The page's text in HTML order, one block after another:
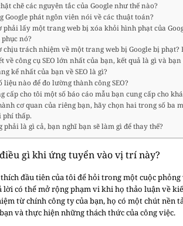
chẽ các nguyên tắc của Google như thế nào?
Google phát ngôn viên nói về các thuật toán?
phải lấy một trang web bị xóa khỏi hình phạt của
nó?
chịu trách nhiệm về một trang web bị Google bị phạt?
về công cụ SEO lớn nhất của bạn, kết quả là gì và
kể nhất của bạn về SEO là gì?
liệu nào để đo lường thành công SEO?
cấp cho tôi một số báo cáo mẫu bạn cung cấp cho
cơ quan của riêng bạn, hãy chọn hai trong số ba
phí thấp.
phải là gì cả, bạn nghĩ bạn sẽ làm gì để thay thế?
gì khi ứng tuyển vào vị trí này?
đầu tiên của tôi để hỏi trong một cuộc
lời có thể mở rộng phạm vi khi họ thảo luận về
từ chính công ty của bạn, họ có một chút nền
và thực hiện những thách thức của công việc.